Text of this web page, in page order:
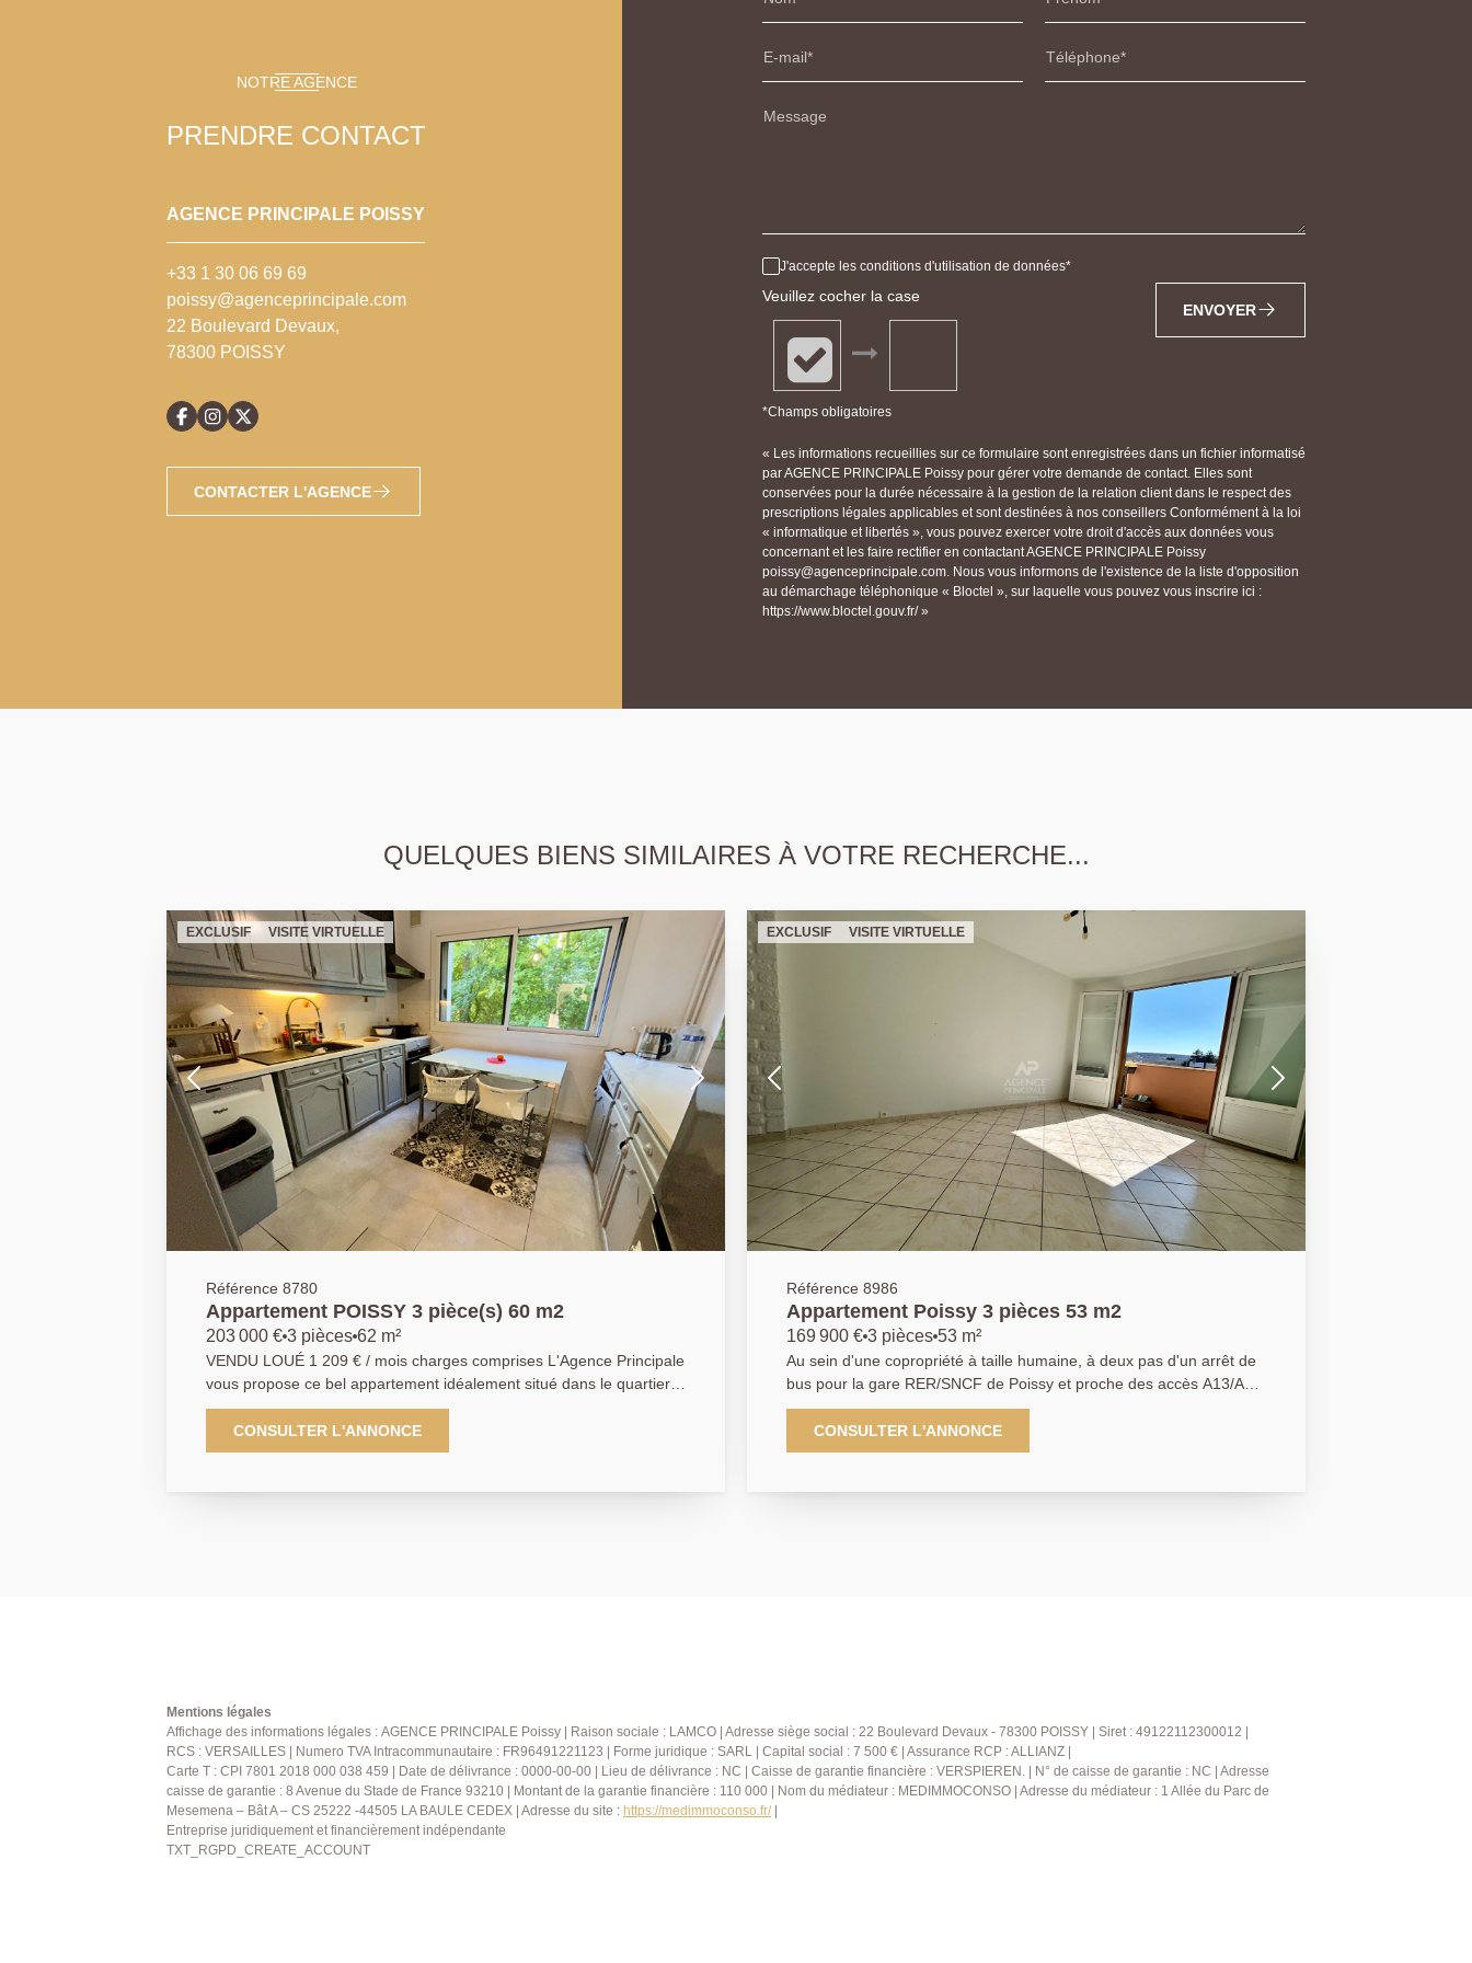
NOTRE AGENCE
PRENDRE CONTACT
AGENCE PRINCIPALE POISSY
+33 1 30 06 69 69
poissy@agenceprincipale.com
22 Boulevard Devaux,
78300 POISSY
CONTACTER L'AGENCE
E-mail Téléphone
Message
J'accepte les conditions d'utilisation de données
Veuillez cocher la case
*Champs obligatoires
ENVOYER
« Les informations recueillies sur ce formulaire sont enregistrées dans un fichier informatisé
par AGENCE PRINCIPALE Poissy pour gérer votre demande de contact. Elles sont
conservées pour la durée nécessaire à la gestion de la relation client dans le respect des
prescriptions légales applicables et sont destinées à nos conseillers Conformément à la loi
« informatique et libertés », vous pouvez exercer votre droit d'accès aux données vous
concernant et les faire rectifier en contactant AGENCE PRINCIPALE Poissy
poissy@agenceprincipale.com. Nous vous informons de l'existence de la liste d'opposition
au démarchage téléphonique « Bloctel », sur laquelle vous pouvez vous inscrire ici :
https://www.bloctel.gouv.fr/ »
QUELQUES BIENS SIMILAIRES À VOTRE RECHERCHE...
EXCLUSIF VISITE VIRTUELLE
Référence 8780
Appartement POISSY 3 pièce(s) 60 m2
203 000 € 3 pièces 62 m²
VENDU LOUÉ 1 209 € / mois charges comprises L'Agence Principale
vous propose ce bel appartement idéalement situé dans le quartier
recherché de la Bruyère, au sein d'une résidence calme, sécurisée
et bien entretenue. Proximité immédiate des commodités, de la forêt
de Saint-Germain, ainsi que de la gare de Poissy accessible à pied
CONSULTER L'ANNONCE
EXCLUSIF VISITE VIRTUELLE
Référence 8986
Appartement Poissy 3 pièces 53 m2
169 900 € 3 pièces 53 m²
Au sein d'une copropriété à taille humaine, à deux pas d'un arrêt de
bus pour la gare RER/SNCF de Poissy et proche des accès A13/A14,
un appartement en étage composé d'une entrée, une cuisine
aménagée et équipée, ouverte sur un séjour exposé sud-ouest et
donnant accès au balcon, deux chambres avec rangements, salle de
CONSULTER L'ANNONCE
Mentions légales
Affichage des informations légales : AGENCE PRINCIPALE Poissy | Raison sociale : LAMCO | Adresse siège social : 22 Boulevard Devaux - 78300 POISSY | Siret : 49122112300012 |
RCS : VERSAILLES | Numero TVA Intracommunautaire : FR96491221123 | Forme juridique : SARL | Capital social : 7 500 € | Assurance RCP : ALLIANZ |
Carte T : CPI 7801 2018 000 038 459 | Date de délivrance : 0000-00-00 | Lieu de délivrance : NC | Caisse de garantie financière : VERSPIEREN. | N° de caisse de garantie : NC | Adresse
caisse de garantie : 8 Avenue du Stade de France 93210 | Montant de la garantie financière : 110 000 | Nom du médiateur : MEDIMMOCONSO | Adresse du médiateur : 1 Allée du Parc de
Mesemena – Bât A – CS 25222 -44505 LA BAULE CEDEX | Adresse du site : https://medimmoconso.fr/|
Entreprise juridiquement et financièrement indépendante
TXT_RGPD_CREATE_ACCOUNT